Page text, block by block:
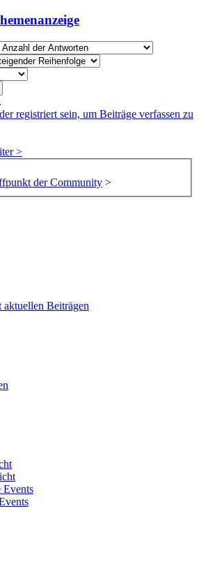
registriert sein, um Beiträge verfassen zu
>
der Community >
aktuellen Beiträgen
Events